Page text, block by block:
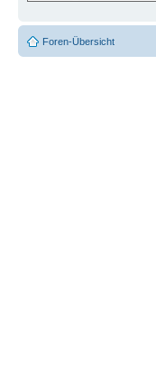
Foren-Übersicht